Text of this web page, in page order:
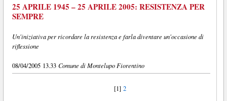
25 APRILE 1945 – 25 APRILE 2005: RESISTENZA PER
SEMPRE
Un'iniziativa per ricordare la resistenza e farla diventare un'occasione di
riflessione
08/04/2005 13.33 Comune di Montelupo Fiorentino
[1]2